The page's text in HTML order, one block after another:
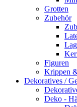
Grotten
Zubehör
Figuren
Krippen
Dekoratives /
Deko -